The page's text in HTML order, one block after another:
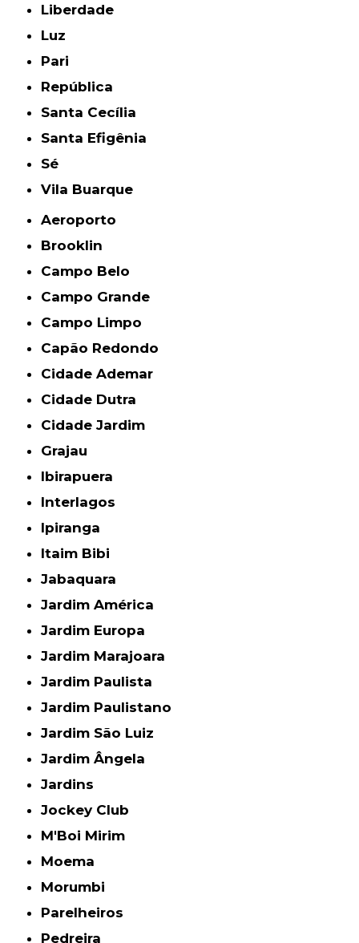
Liberdade
Luz
Pari
República
Santa Cecília
Santa Efigênia
Sé
Vila Buarque
Aeroporto
Brooklin
Campo Belo
Campo Grande
Campo Limpo
Capão Redondo
Cidade Ademar
Cidade Dutra
Cidade Jardim
Grajau
Ibirapuera
Interlagos
Ipiranga
Itaim Bibi
Jabaquara
Jardim América
Jardim Europa
Jardim Marajoara
Jardim Paulista
Jardim Paulistano
Jardim São Luiz
Jardim Ângela
Jardins
Jockey Club
M'Boi Mirim
Moema
Morumbi
Parelheiros
Pedreira